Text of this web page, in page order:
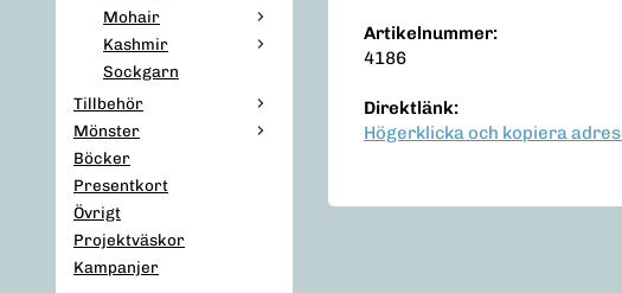
Mohair
Kashmir
Sockgarn
Tillbehör
Mönster
Böcker
Presentkort
Övrigt
Projektväskor
Kampanjer
Artikelnummer:
4186
Direktlänk:
Högerklicka och kopiera